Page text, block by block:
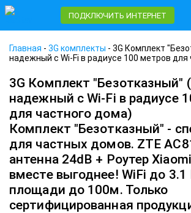
ПОДКЛЮЧИТЬ ИНТЕРНЕТ
Главная - 3G комплекты - 3G Комплект
надежный с Wi-Fi в радиусе 100 метров для
3G Комплект "Безотказный"
надежный с Wi-Fi в радиусе
для частного дома)
Комплект "Безотказный" -
для частных домов. ZTE
антенна 24dB + Роутер
вместе выгоднее! WiFi до
площади до 100м. Только
сертифицированная